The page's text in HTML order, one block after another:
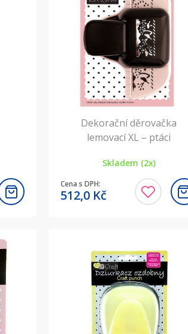
Dekorační děrovačka
lemovací XL – ptáci
Skladem (2x)
Cena s DPH:
512,0 Kč